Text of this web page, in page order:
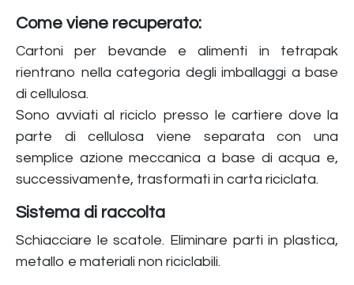
Come viene recuperato:
Cartoni per bevande e alimenti in tetrapak
rientrano nella categoria degli imballaggi a base
di cellulosa.
Sono avviati al riciclo presso le cartiere dove la
parte di cellulosa viene separata con una
semplice azione meccanica a base di acqua e,
successivamente, trasformati in carta riciclata.
Sistema di raccolta
Schiacciare le scatole. Eliminare parti in plastica,
metallo e materiali non riciclabili.